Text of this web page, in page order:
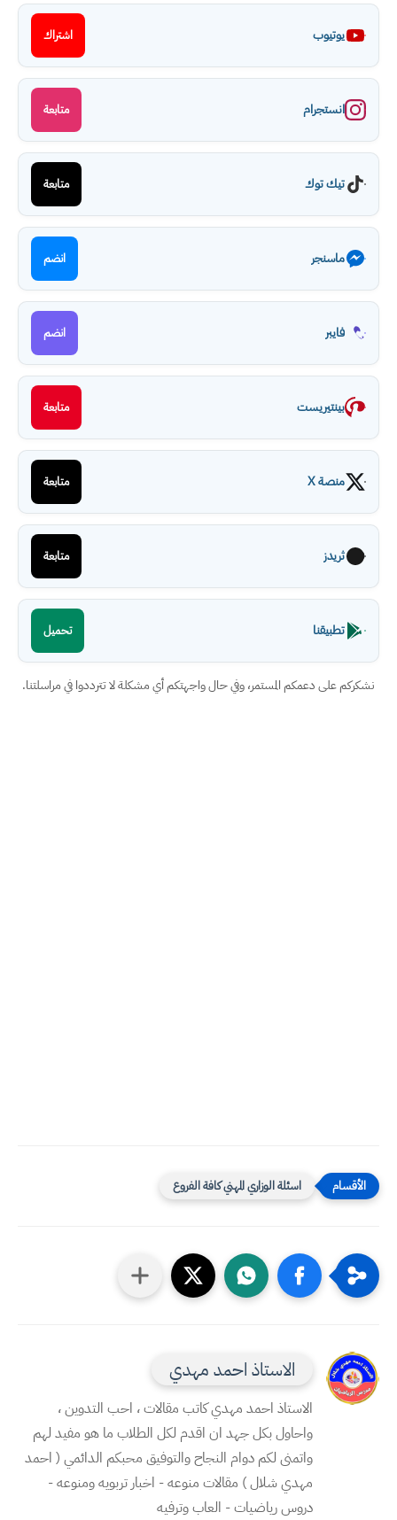
يوتيوب اشتراك
انستجرام متابعة
تيك توك متابعة
ماسنجر انضم
فايبر انضم
بينتيريست متابعة
منصة X متابعة
ثريدز متابعة
تطبيقنا تحميل
نشكركم على دعمكم المستمر، وفي حال واجهتكم أي مشكلة لا تترددوا في مراسلتنا.
اسئلة الوزاري المهني كافة الفروع
الاستاذ احمد مهدي
الاستاذ احمد مهدي كاتب مقالات ، احب التدوين ،
واحاول بكل جهد ان اقدم لكل الطلاب ما هو مفيد لهم
واتمنى لكم دوام النجاح والتوفيق محبكم الدائمي ( احمد
مهدي شلال ) مقالات منوعه - اخبار تربويه ومنوعه -
دروس رياضيات - العاب وترفيه